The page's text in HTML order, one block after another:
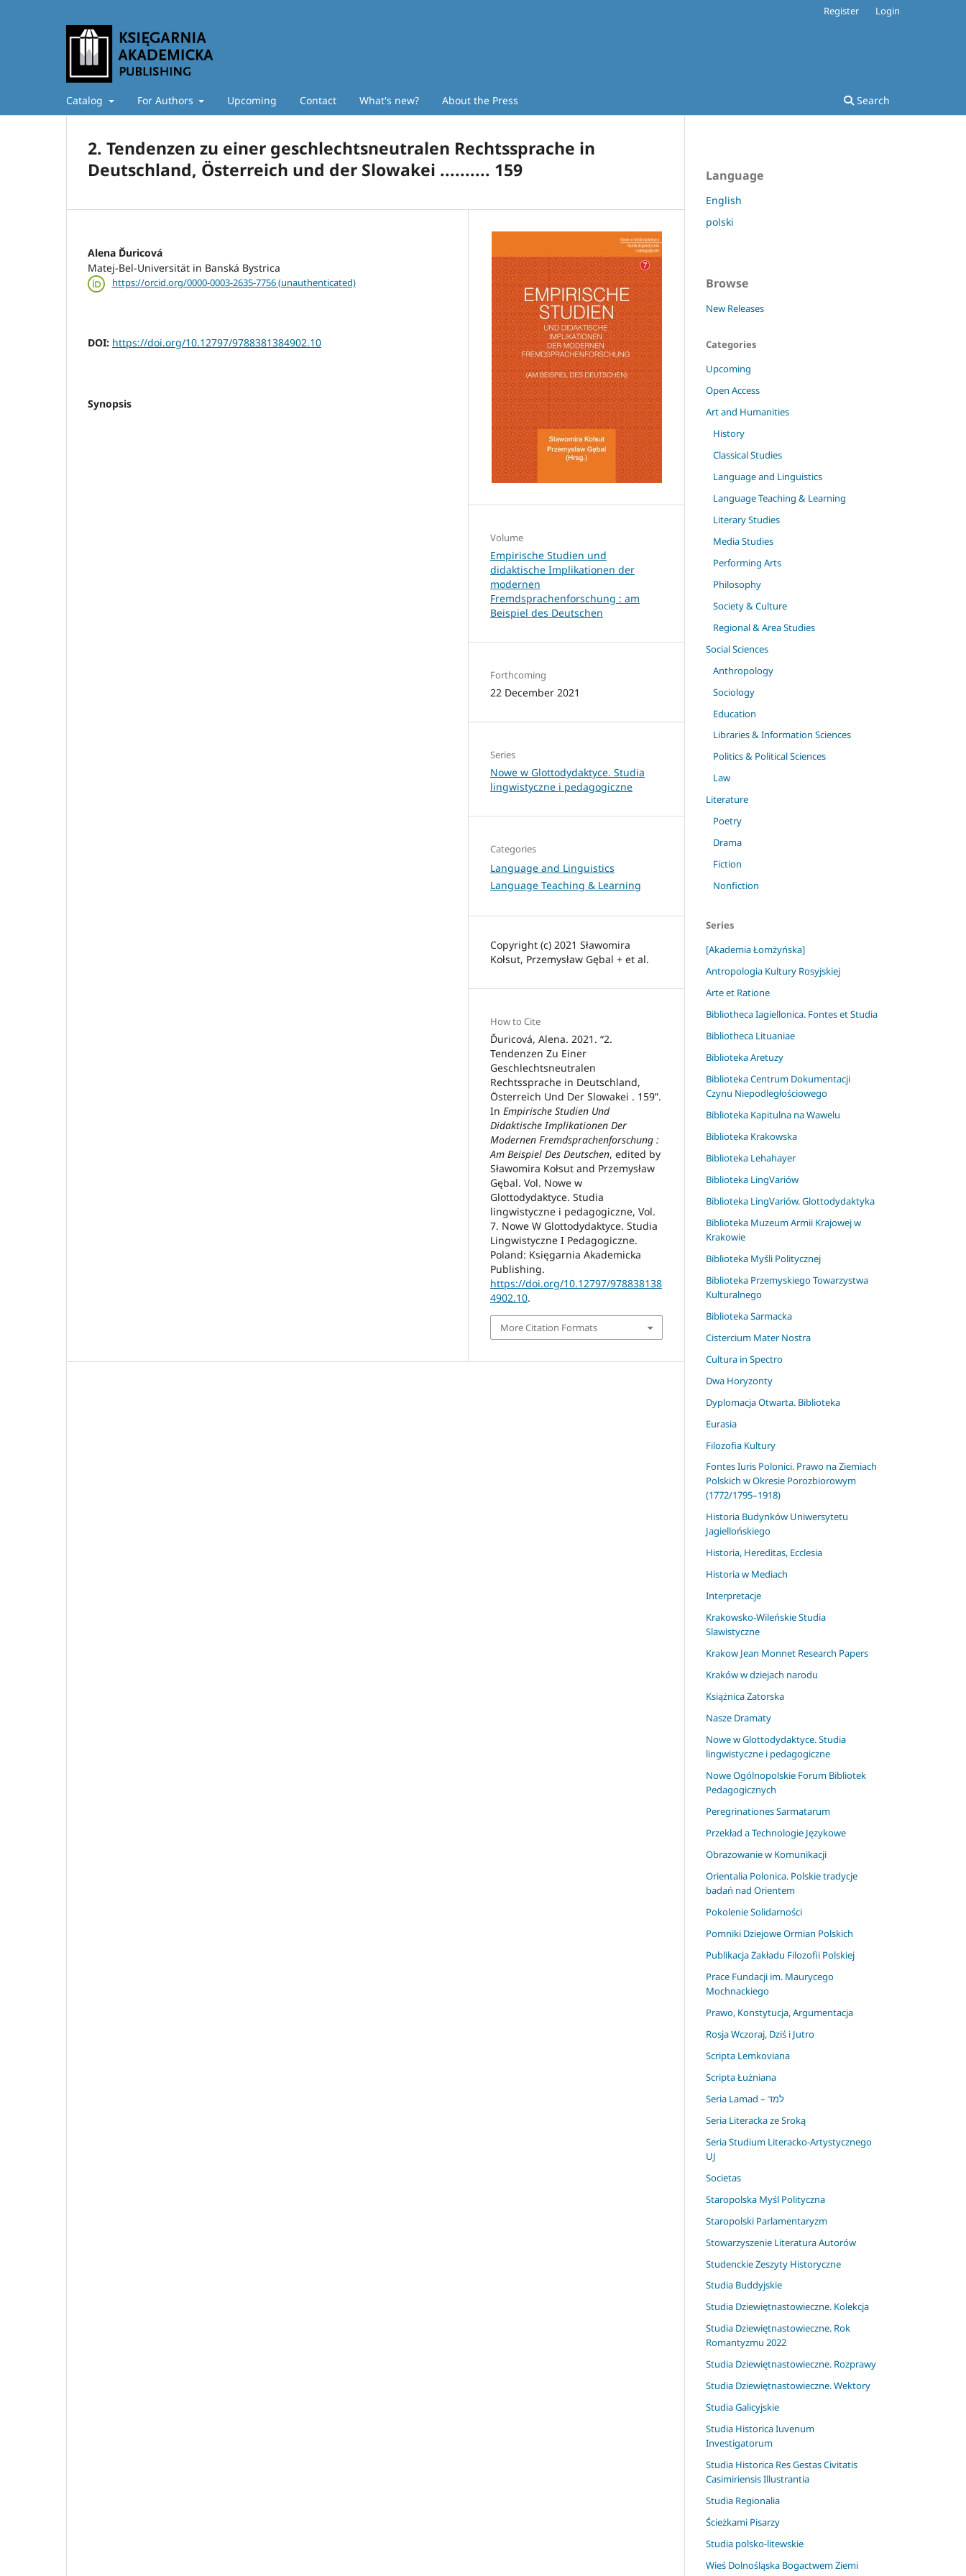
Catalog For Authors Upcoming Contact What's new? About the Press Search
Register Login
2. Tendenzen zu einer geschlechtsneutralen Rechtssprache in
Deutschland, Österreich und der Slowakei .......... 159
Alena Ďuricová
Matej-Bel-Universität in Banská Bystrica
https://orcid.org/0000-0003-2635-7756 (unauthenticated)
DOI: https://doi.org/10.12797/9788381384902.10
Synopsis
Volume
Empirische Studien und
didaktische Implikationen der
modernen
Fremdsprachenforschung : am
Beispiel des Deutschen
Forthcoming
22 December 2021
Series
Nowe w Glottodydaktyce. Studia
lingwistyczne i pedagogiczne
Categories
Language and Linguistics
Language Teaching & Learning
Copyright (c) 2021 Sławomira
Kołsut, Przemysław Gębal + et al.
How to Cite
Ďuricová, Alena. 2021. “2.
Tendenzen Zu Einer
Geschlechtsneutralen
Rechtssprache in Deutschland,
Österreich Und Der Slowakei . 159”.
In Empirische Studien Und
Didaktische Implikationen Der
Modernen Fremdsprachenforschung :
Am Beispiel Des Deutschen, edited by
Sławomira Kołsut and Przemysław
Gębal. Vol. Nowe w
Glottodydaktyce. Studia
lingwistyczne i pedagogiczne, Vol.
7. Nowe W Glottodydaktyce. Studia
Lingwistyczne I Pedagogiczne.
Poland: Księgarnia Akademicka
Publishing.
https://doi.org/10.12797/978838138
4902.10.
More Citation Formats
Language
English
polski
Browse
New Releases
Categories
Upcoming
Open Access
Art and Humanities
History
Classical Studies
Language and Linguistics
Language Teaching & Learning
Literary Studies
Media Studies
Performing Arts
Philosophy
Society & Culture
Regional & Area Studies
Social Sciences
Anthropology
Sociology
Education
Libraries & Information Sciences
Politics & Political Sciences
Law
Literature
Poetry
Drama
Fiction
Nonfiction
Series
[Akademia Łomżyńska]
Antropologia Kultury Rosyjskiej
Arte et Ratione
Bibliotheca Iagiellonica. Fontes et Studia
Bibliotheca Lituaniae
Biblioteka Aretuzy
Biblioteka Centrum Dokumentacji
Czynu Niepodległościowego
Biblioteka Kapitulna na Wawelu
Biblioteka Krakowska
Biblioteka Lehahayer
Biblioteka LingVariów
Biblioteka LingVariów. Glottodydaktyka
Biblioteka Muzeum Armii Krajowej w
Krakowie
Biblioteka Myśli Politycznej
Biblioteka Przemyskiego Towarzystwa
Kulturalnego
Biblioteka Sarmacka
Cistercium Mater Nostra
Cultura in Spectro
Dwa Horyzonty
Dyplomacja Otwarta. Biblioteka
Eurasia
Filozofia Kultury
Fontes Iuris Polonici. Prawo na Ziemiach
Polskich w Okresie Porozbiorowym
(1772/1795–1918)
Historia Budynków Uniwersytetu
Jagiellońskiego
Historia, Hereditas, Ecclesia
Historia w Mediach
Interpretacje
Krakowsko-Wileńskie Studia
Slawistyczne
Krakow Jean Monnet Research Papers
Kraków w dziejach narodu
Książnica Zatorska
Nasze Dramaty
Nowe w Glottodydaktyce. Studia
lingwistyczne i pedagogiczne
Nowe Ogólnopolskie Forum Bibliotek
Pedagogicznych
Peregrinationes Sarmatarum
Przekład a Technologie Językowe
Obrazowanie w Komunikacji
Orientalia Polonica. Polskie tradycje
badań nad Orientem
Pokolenie Solidarności
Pomniki Dziejowe Ormian Polskich
Publikacja Zakładu Filozofii Polskiej
Prace Fundacji im. Maurycego
Mochnackiego
Prawo, Konstytucja, Argumentacja
Rosja Wczoraj, Dziś i Jutro
Scripta Lemkoviana
Scripta Łużniana
Seria Lamad – למד
Seria Literacka ze Sroką
Seria Studium Literacko-Artystycznego
UJ
Societas
Staropolska Myśl Polityczna
Staropolski Parlamentaryzm
Stowarzyszenie Literatura Autorów
Studenckie Zeszyty Historyczne
Studia Buddyjskie
Studia Dziewiętnastowieczne. Kolekcja
Studia Dziewiętnastowieczne. Rok
Romantyzmu 2022
Studia Dziewiętnastowieczne. Rozprawy
Studia Dziewiętnastowieczne. Wektory
Studia Galicyjskie
Studia Historica Iuvenum
Investigatorum
Studia Historica Res Gestas Civitatis
Casimiriensis Illustrantia
Studia Regionalia
Ścieżkami Pisarzy
Studia polsko-litewskie
Wieś Dolnośląska Bogactwem Ziemi